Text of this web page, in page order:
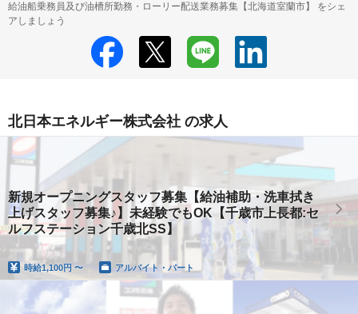
給油船乗務員及び油槽所勤務・ローリー配送業務募集【北海道室蘭市】 をシェ
アしましょう
北日本エネルギー株式会社 の求人
新規オープニングスタッフ募集【給油補助・洗車拭き
上げスタッフ募集♪】未経験でもOK【千歳市上長都:セ
ルフステーション千歳北SS】
時給1,100円 〜 アルバイト・パート